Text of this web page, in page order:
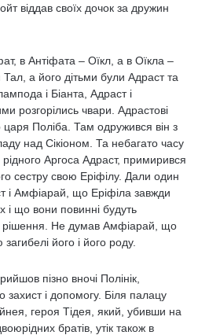
віддав своїх дочок за дружин
в Антіфата – Оїкл, а в Оїкла –
а його дітьми були Адраст та
і Біанта, Адраст і
розгорілись чвари. Адрастові
царя Поліба. Там одружився він з
над Сікіоном. Та небагато часу
Аргоса Адраст, примирився
сестру свою Еріфілу. Дали один
і Амфіарай, що Еріфіла завжди
і що вони повинні будуть
рішення. Не думав Амфіарай, що
його і його роду.
пізно вночі Полінік,
захист і допомогу. Біля палацу
героя Тідея, який, убивши на
братів, утік також в